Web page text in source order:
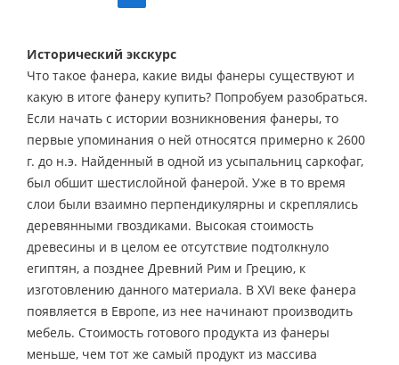
Исторический экскурс
Что такое фанера, какие виды фанеры существуют и
какую в итоге фанеру купить? Попробуем разобраться.
Если начать с истории возникновения фанеры, то
первые упоминания о ней относятся примерно к 2600
г. до н.э. Найденный в одной из усыпальниц саркофаг,
был обшит шестислойной фанерой. Уже в то время
слои были взаимно перпендикулярны и скреплялись
деревянными гвоздиками. Высокая стоимость
древесины и в целом ее отсутствие подтолкнуло
египтян, а позднее Древний Рим и Грецию, к
изготовлению данного материала. В XVI веке фанера
появляется в Европе, из нее начинают производить
мебель. Стоимость готового продукта из фанеры
меньше, чем тот же самый продукт из массива